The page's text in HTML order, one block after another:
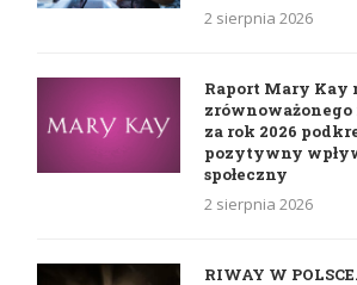
2 sierpnia 2026
Raport Mary Kay
zrównoważonego
za rok 2026
pozytywny
społeczny
2 sierpnia 2026
RIWAY W POLSCE.